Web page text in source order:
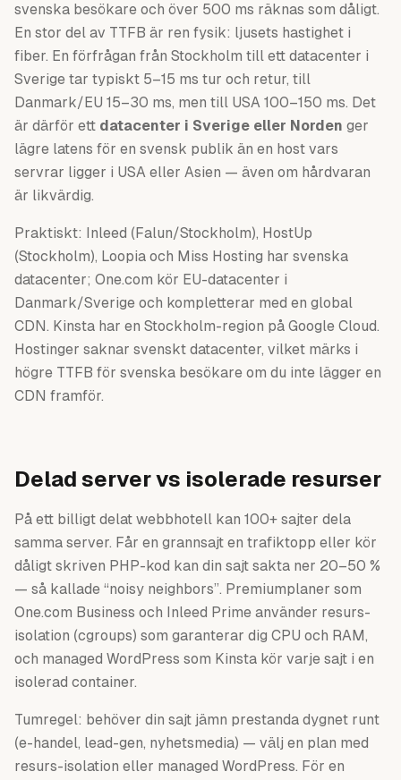
svenska besökare och över 500 ms räknas som dåligt.
En stor del av TTFB är ren fysik: ljusets hastighet i
fiber. En förfrågan från Stockholm till ett datacenter i
Sverige tar typiskt 5–15 ms tur och retur, till
Danmark/EU 15–30 ms, men till USA 100–150 ms. Det
är därför ett datacenter i Sverige eller Norden ger
lägre latens för en svensk publik än en host vars
servrar ligger i USA eller Asien — även om hårdvaran
är likvärdig.
Praktiskt: Inleed (Falun/Stockholm), HostUp
(Stockholm), Loopia och Miss Hosting har svenska
datacenter; One.com kör EU-datacenter i
Danmark/Sverige och kompletterar med en global
CDN. Kinsta har en Stockholm-region på Google Cloud.
Hostinger saknar svenskt datacenter, vilket märks i
högre TTFB för svenska besökare om du inte lägger en
CDN framför.
Delad server vs isolerade resurser
På ett billigt delat webbhotell kan 100+ sajter dela
samma server. Får en grannsajt en trafiktopp eller kör
dåligt skriven PHP-kod kan din sajt sakta ner 20–50 %
— så kallade “noisy neighbors”. Premiumplaner som
One.com Business och Inleed Prime använder resurs-
isolation (cgroups) som garanterar dig CPU och RAM,
och managed WordPress som Kinsta kör varje sajt i en
isolerad container.
Tumregel: behöver din sajt jämn prestanda dygnet runt
(e-handel, lead-gen, nyhetsmedia) — välj en plan med
resurs-isolation eller managed WordPress. För en